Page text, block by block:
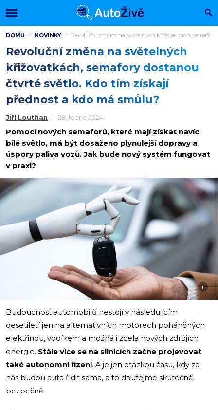
DOMŮ NOVINKY Revoluční změna na světelných křižovatkách,
Revoluční změna na světelných
křižovatkách, semafory dostanou
čtvrté světlo. Kdo tím získají
přednost a kdo má smůlu?
Jiří Louthan 28. ledna 2024
Pomocí nových semaforů, které mají získat navíc
bílé světlo, má být dosaženo plynulejší dopravy a
úspory paliva vozů. Jak bude nový systém fungovat
v praxi?
i
Budoucnost automobilů nestojí v následujícím
desetiletí jen na alternativních motorech poháněných
elektřinou, vodíkem a možná i zcela nových zdrojích
energie. Stále více se na silnicích začne projevovat
také autonomní řízení. A je jen otázkou času, kdy za
nás budou auta řídit sama, a to doufejme skutečně
bezpečně.